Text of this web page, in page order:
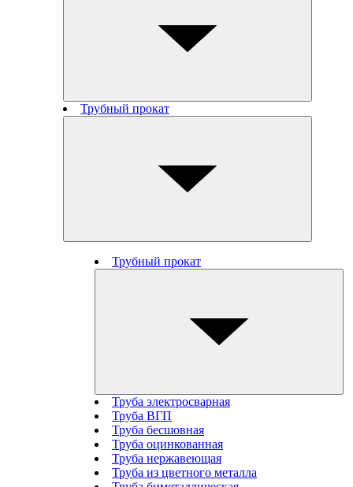
Трубный прокат
Трубный прокат
Труба электросварная
Труба ВГП
Труба бесшовная
Труба оцинкованная
Труба нержавеющая
Труба из цветного металла